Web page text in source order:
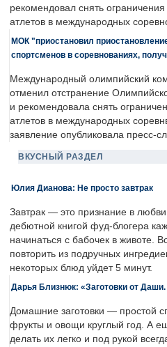
рекомендовал снять
атлетов в международных
МОК "приостановил
спортсменов в соревнованиях,
Международный олимпийский
отменил отстранение
и рекомендовала снять
атлетов в международных
заявление опубликовала пресс-
ВКУСНЫЙ РАЗДЕЛ
Юлия Дианова: Не просто завтрак
Завтрак — это признание в
дебютной книгой фуд-блогера
начинаться с бабочек в животе.
повторить из подручных
некоторых блюд уйдет 5 минут.
Дарья Близнюк: «Заготовки от Даши.
Домашние заготовки — простой
фрукты и овощи круглый год. А
делать их легко и под рукой